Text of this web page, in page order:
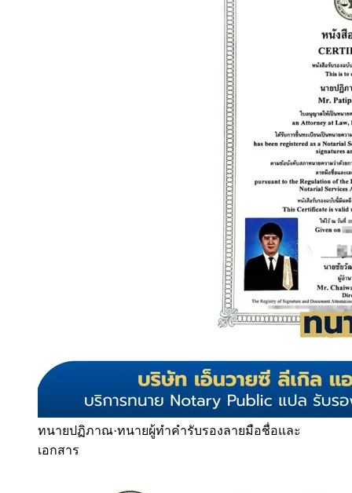
ทนายปฏิภาณ·ทนายผู้ทำคำรับรองลายมือชื่อและ
เอกสาร